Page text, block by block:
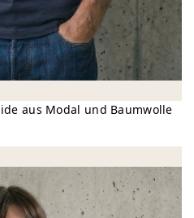
aus Modal und Baumwolle